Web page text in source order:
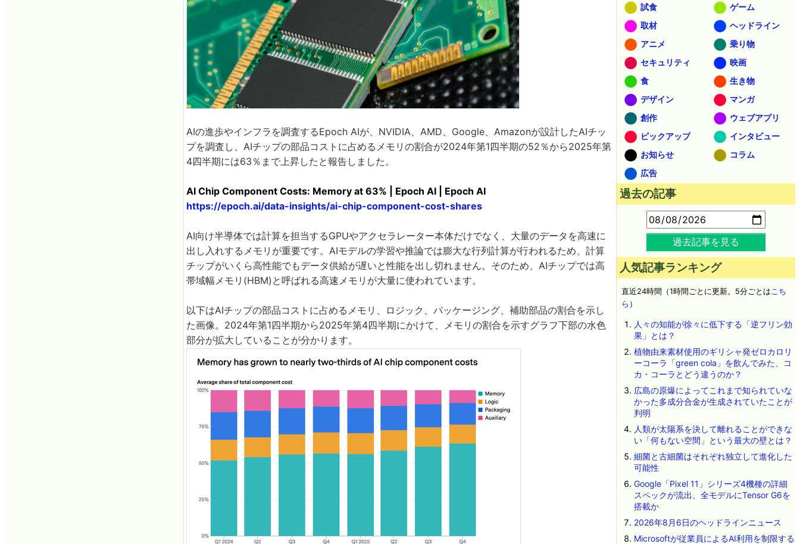
AIの進歩やインフラを調査するEpoch AIが、NVIDIA、AMD、Google、Amazonが設計したAIチッ
プを調査し、AIチップの部品コストに占めるメモリの割合が2024年第1四半期の52％から2025年第
4四半期には63％まで上昇したと報告しました。
AI Chip Component Costs: Memory at 63% | Epoch AI | Epoch AI
https://epoch.ai/data-insights/ai-chip-component-cost-shares
AI向け半導体では計算を担当するGPUやアクセラレーター本体だけでなく、大量のデータを高速に
出し入れするメモリが重要です。AIモデルの学習や推論では膨大な行列計算が行われるため、計算
チップがいくら高性能でもデータ供給が遅いと性能を出し切れません。そのため、AIチップでは高
帯域幅メモリ(HBM)と呼ばれる高速メモリが大量に使われています。
以下はAIチップの部品コストに占めるメモリ、ロジック、パッケージング、補助部品の割合を示し
た画像。2024年第1四半期から2025年第4四半期にかけて、メモリの割合を示すグラフ下部の水色
部分が拡大していることが分かります。
試食
ゲーム
取材
ヘッドライン
アニメ
乗り物
セキュリティ
映画
食
生き物
デザイン
マンガ
創作
ウェブアプリ
ピックアップ
インタビュー
お知らせ
コラム
広告
過去の記事
過去記事を見る
人気記事ランキング
直近24時間（1時間ごとに更新。5分ごとはこち
ら ）
人々の知能が徐々に低下する「逆フリン効
果」とは？
植物由来素材使用のギリシャ発ゼロカロリ
ーコーラ「green cola」を飲んでみた、コ
カ・コーラとどう違うのか？
広島の原爆によってこれまで知られていな
かった多成分合金が生成されていたことが
判明
人類が太陽系を決して離れることができな
い「何もない空間」という最大の壁とは？
細菌と古細菌はそれぞれ独立して進化した
可能性
Google「Pixel 11」シリーズ4機種の詳細
スペックが流出、全モデルにTensor G6を
搭載か
2026年8月6日のヘッドラインニュース
Microsoftが従業員によるAI利用を制限する